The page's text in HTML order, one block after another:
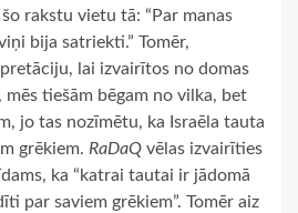
rakstu vietu tā: “Par manas
bija satriekti.” Tomēr,
lai izvairītos no domas
tiešām bēgam no vilka, bet
jo tas nozīmētu, ka Israēla tauta
grēkiem. RaDaQ vēlas izvairīties
ka “katrai tautai ir jādomā
par saviem grēkiem”. Tomēr aiz